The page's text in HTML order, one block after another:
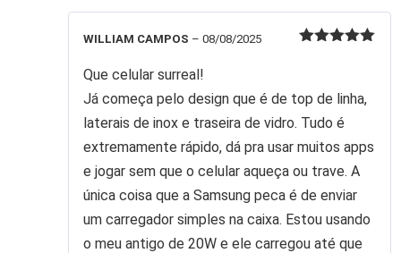
WILLIAM CAMPOS – 08/08/2025
Que celular surreal!
Já começa pelo design que é de top de linha,
laterais de inox e traseira de vidro. Tudo é
extremamente rápido, dá pra usar muitos apps
e jogar sem que o celular aqueça ou trave. A
única coisa que a Samsung peca é de enviar
um carregador simples na caixa. Estou usando
o meu antigo de 20W e ele carregou até que